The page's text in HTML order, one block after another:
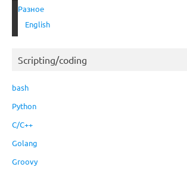
Разное
English
Scripting/coding
bash
Python
C/C++
Golang
Groovy